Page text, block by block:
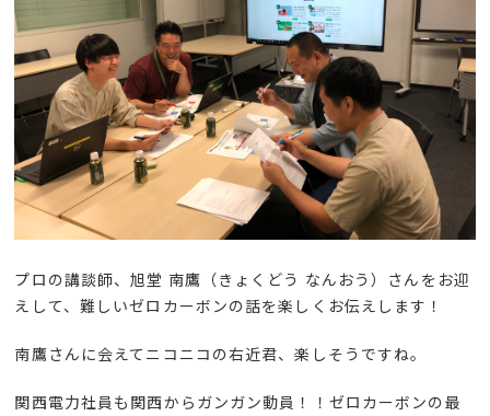
プロの講談師、旭堂 南鷹（きょくどう なんおう）さんをお迎
えして、難しいゼロカーボンの話を楽しくお伝えします！
南鷹さんに会えてニコニコの右近君、楽しそうですね。
関西電力社員も関西からガンガン動員！！ゼロカーボンの最